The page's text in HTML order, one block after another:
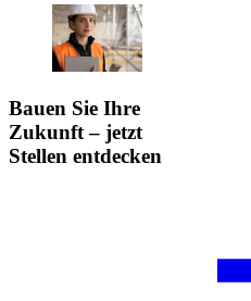
Bauen Sie Ihre
Zukunft – jetzt
Stellen entdecken